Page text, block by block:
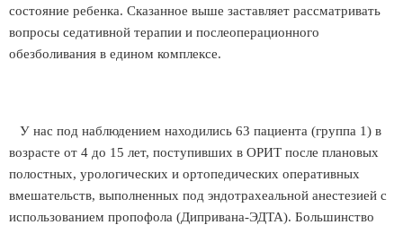
состояние ребенка. Сказанное выше заставляет рассматривать
вопросы седативной терапии и послеоперационного
обезболивания в едином комплексе.
У нас под наблюдением находились 63 пациента (группа 1) в
возрасте от 4 до 15 лет, поступивших в ОРИТ после плановых
полостных, урологических и ортопедических оперативных
вмешательств, выполненных под эндотрахеальной анестезией с
использованием пропофола (Дипривана-ЭДТА). Большинство